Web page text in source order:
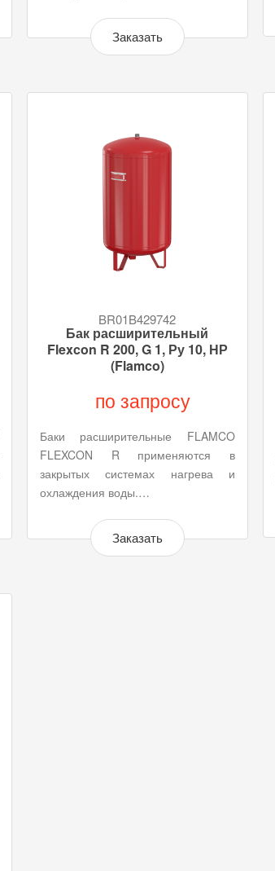
Заказать
BR01B429742
Бак расширительный
Flexcon R 200, G 1, Ру 10, НР
(Flamco)
по запросу
Баки расширительные FLAMCO
FLEXCON R применяются в
закрытых системах нагрева и
охлаждения воды.…
Заказать